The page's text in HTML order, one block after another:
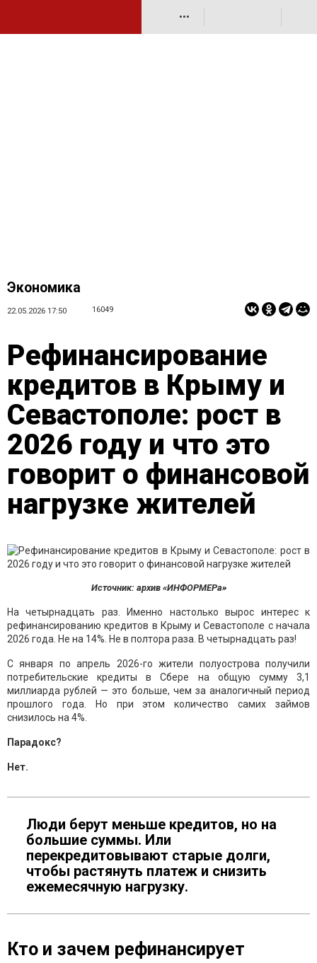
•••
Экономика
22.05.2026 17:50 16049
Рефинансирование
кредитов в Крыму и
Севастополе: рост в
2026 году и что это
говорит о финансовой
нагрузке жителей
Источник: архив «ИНФОРМЕРа»
На четырнадцать раз. Именно настолько вырос интерес к
рефинансированию кредитов в Крыму и Севастополе с начала
2026 года. Не на 14%. Не в полтора раза. В четырнадцать раз!
С января по апрель 2026-го жители полуострова получили
потребительские кредиты в Сбере на общую сумму 3,1
миллиарда рублей — это больше, чем за аналогичный период
прошлого года. Но при этом количество самих займов
снизилось на 4%.
Парадокс?
Нет.
Люди берут меньше кредитов, но на
большие суммы. Или
перекредитовывают старые долги,
чтобы растянуть платеж и снизить
ежемесячную нагрузку.
Кто и зачем рефинансирует